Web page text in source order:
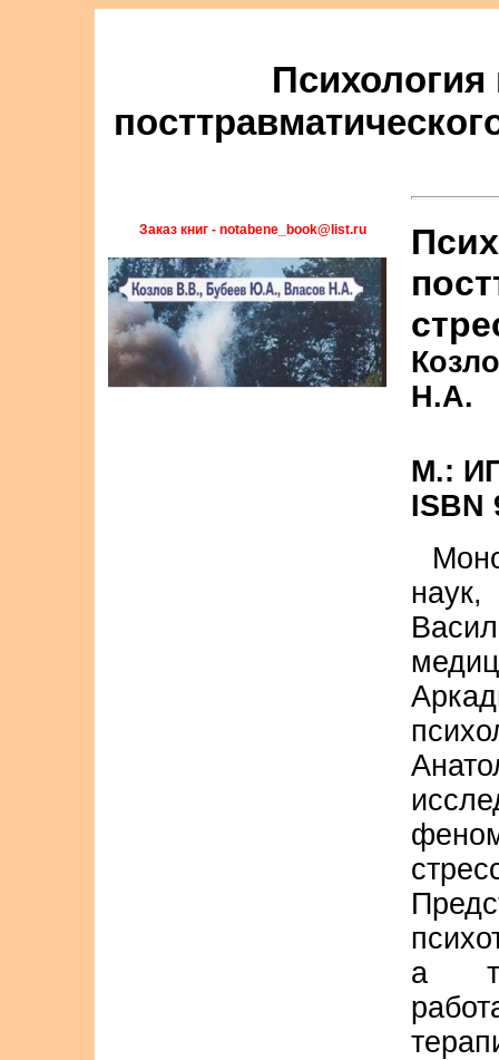
Заказ книг - notabene_book@list.ru
Н.А.
М.:
ISBN
а